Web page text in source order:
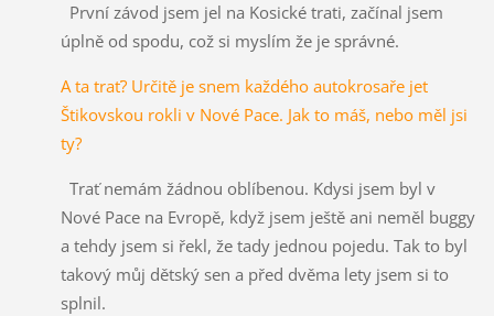
První závod jsem jel na Kosické trati, začínal jsem
úplně od spodu, což si myslím že je správné.
A ta trať? Určitě je snem každého autokrosaře jet
Štikovskou rokli v Nové Pace. Jak to máš, nebo měl jsi
ty?
Trať nemám žádnou oblíbenou. Kdysi jsem byl v
Nové Pace na Evropě, když jsem ještě ani neměl buggy
a tehdy jsem si řekl, že tady jednou pojedu. Tak to byl
takový můj dětský sen a před dvěma lety jsem si to
splnil.